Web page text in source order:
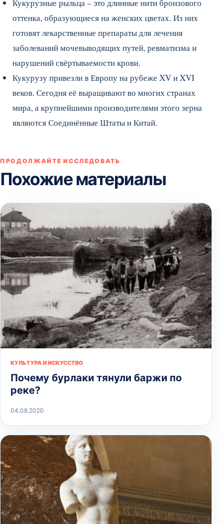
Кукурузные рыльца – это длинные нити бронзового
оттенка, образующиеся на женских цветах. Из них
готовят лекарственные препараты для лечения
заболеваний мочевыводящих путей, ревматизма и
нарушений свёртываемости крови.
Кукурузу привезли в Европу на рубеже XV и XVI
веков. Сегодня её выращивают во многих странах
мира, а крупнейшими производителями этого зерна
являются Соединённые Штаты и Китай.
ПРОДОЛЖАЙТЕ ИССЛЕДОВАТЬ
Похожие материалы
КУЛЬТУРА И ИСКУССТВО
Почему бурлаки тянули баржи по
реке?
04.08.2020